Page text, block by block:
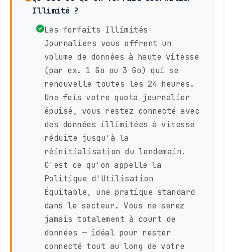
Illimité ?
Les forfaits Illimités
Journaliers vous offrent un
volume de données à haute vitesse
(par ex. 1 Go ou 3 Go) qui se
renouvelle toutes les 24 heures.
Une fois votre quota journalier
épuisé, vous restez connecté avec
des données illimitées à vitesse
réduite jusqu'à la
réinitialisation du lendemain.
C'est ce qu'on appelle la
Politique d'Utilisation
Équitable, une pratique standard
dans le secteur. Vous ne serez
jamais totalement à court de
données — idéal pour rester
connecté tout au long de votre